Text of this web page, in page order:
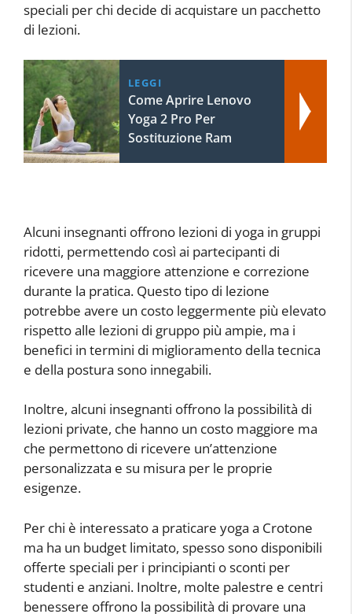
speciali per chi decide di acquistare un pacchetto
di lezioni.
LEGGI
Come Aprire Lenovo
Yoga 2 Pro Per
Sostituzione Ram
Alcuni insegnanti offrono lezioni di yoga in gruppi
ridotti, permettendo così ai partecipanti di
ricevere una maggiore attenzione e correzione
durante la pratica. Questo tipo di lezione
potrebbe avere un costo leggermente più elevato
rispetto alle lezioni di gruppo più ampie, ma i
benefici in termini di miglioramento della tecnica
e della postura sono innegabili.
Inoltre, alcuni insegnanti offrono la possibilità di
lezioni private, che hanno un costo maggiore ma
che permettono di ricevere un’attenzione
personalizzata e su misura per le proprie
esigenze.
Per chi è interessato a praticare yoga a Crotone
ma ha un budget limitato, spesso sono disponibili
offerte speciali per i principianti o sconti per
studenti e anziani. Inoltre, molte palestre e centri
benessere offrono la possibilità di provare una